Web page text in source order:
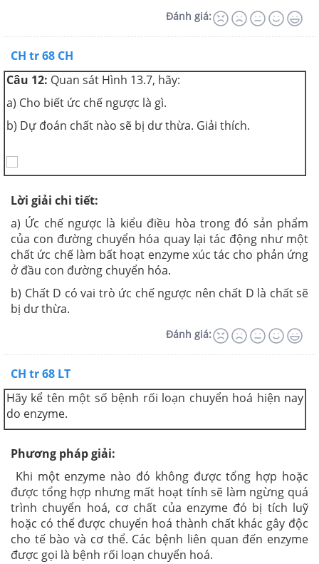
Đánh giá:
CH tr 68 CH
Câu 12: Quan sát Hình 13.7, hãy:
a) Cho biết ức chế ngược là gì.
b) Dự đoán chất nào sẽ bị dư thừa. Giải thích.
Lời giải chi tiết:
a) Ức chế ngược là kiểu điều hòa trong đó sản phẩm
của con đường chuyển hóa quay lại tác động như một
chất ức chế làm bất hoạt enzyme xúc tác cho phản ứng
ở đầu con đường chuyển hóa.
b) Chất D có vai trò ức chế ngược nên chất D là chất sẽ
bị dư thừa.
Đánh giá:
CH tr 68 LT
Hãy kể tên một số bệnh rối loạn chuyển hoá hiện nay
do enzyme.
Phương pháp giải:
Khi một enzyme nào đó không được tổng hợp hoặc
được tổng hợp nhưng mất hoạt tính sẽ làm ngừng quá
trình chuyển hoá, cơ chất của enzyme đó bị tích luỹ
hoặc có thể được chuyển hoá thành chất khác gây độc
cho tế bào và cơ thể. Các bệnh liên quan đến enzyme
được gọi là bệnh rối loạn chuyển hoá.